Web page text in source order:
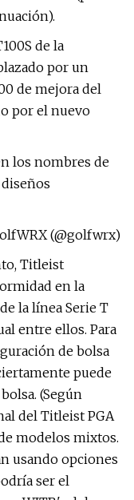
de la
por un
de mejora del
por el nuevo
los nombres de
(@golfwrx)
Titleist
en la
la línea Serie T
entre ellos. Para
de bolsa
puede
(Según
del Titleist PGA
modelos mixtos.
usando opciones
ser el